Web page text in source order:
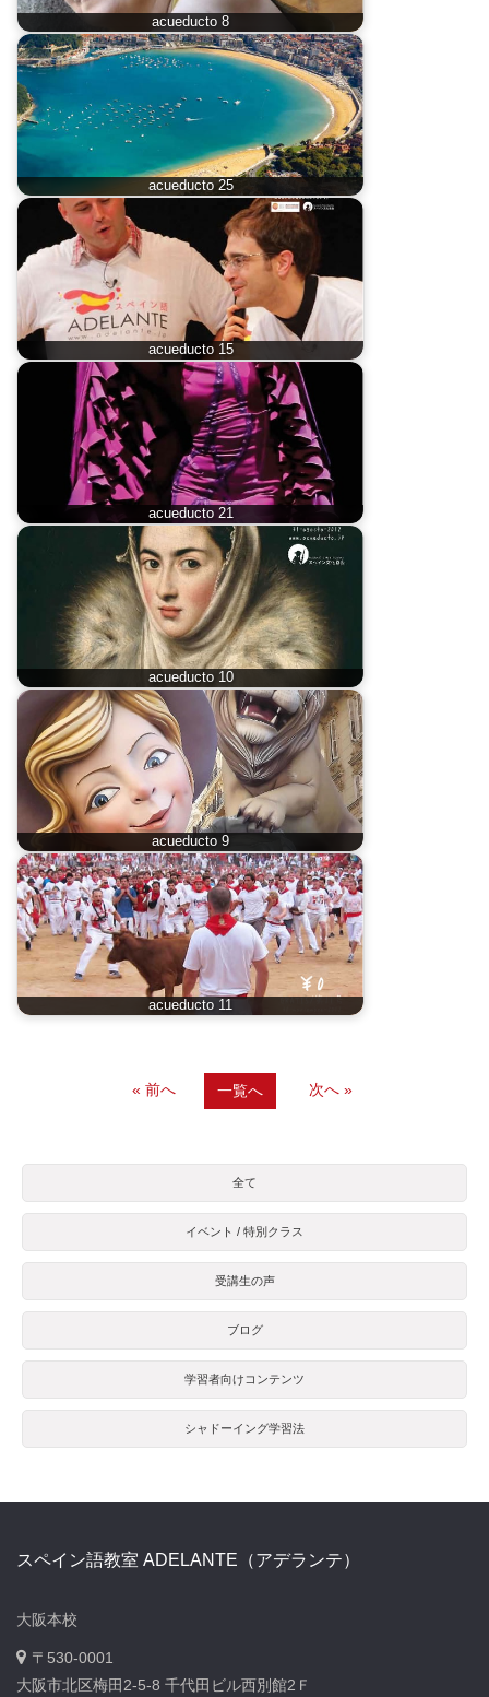
acueducto 8
acueducto 25
acueducto 15
acueducto 21
acueducto 10
acueducto 9
acueducto 11
« 前へ 一覧へ 次へ »
全て
イベント / 特別クラス
受講生の声
ブログ
学習者向けコンテンツ
シャドーイング学習法
スペイン語教室 ADELANTE（アデランテ）
大阪本校
〒530-0001
大阪市北区梅田2-5-8 千代田ビル西別館2Ｆ